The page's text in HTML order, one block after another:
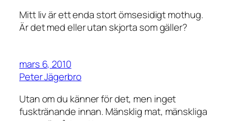
Mitt liv är ett enda stort ömsesidigt mothug.
Är det med eller utan skjorta som gäller?
mars 6, 2010
Peter Jägerbro
Utan om du känner för det, men inget
fusktränande innan. Mänsklig mat, mänskliga